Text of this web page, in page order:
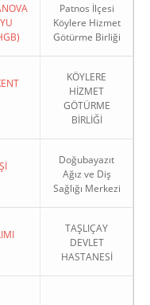
Patnos İlçesi
Köylere Hizmet
Götürme Birliği
KÖYLERE
HİZMET
GÖTÜRME
BİRLİĞİ
Doğubayazıt
Ağız ve Diş
Sağlığı Merkezi
TAŞLIÇAY
DEVLET
HASTANESİ